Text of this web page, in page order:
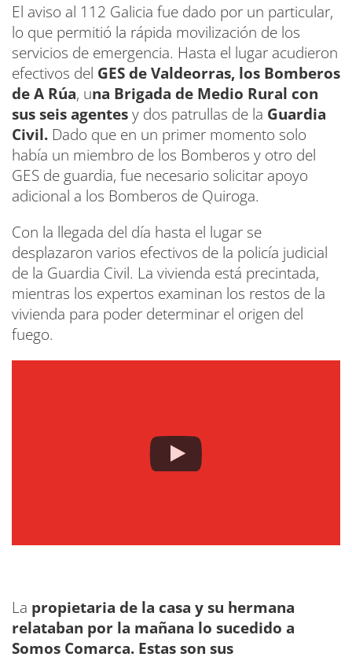
El aviso al 112 Galicia fue dado por un particular,
lo que permitió la rápida movilización de los
servicios de emergencia. Hasta el lugar acudieron
efectivos del GES de Valdeorras, los Bomberos
de A Rúa, una Brigada de Medio Rural con
sus seis agentesy dos patrullas de la Guardia
Civil. Dado que en un primer momento solo
había un miembro de los Bomberos y otro del
GES de guardia, fue necesario solicitar apoyo
adicional a los Bomberos de Quiroga.
Con la llegada del día hasta el lugar se
desplazaron varios efectivos de la policía judicial
de la Guardia Civil. La vivienda está precintada,
mientras los expertos examinan los restos de la
vivienda para poder determinar el origen del
fuego.
La propietaria de la casa y su hermana
relataban por la mañana lo sucedido a
Somos Comarca. Estas son sus